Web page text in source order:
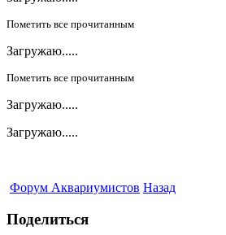
Пометить все прочитанным
Загружаю.....
Пометить все прочитанным
Загружаю.....
Загружаю.....
Форум Аквариумистов Назад
Поделиться